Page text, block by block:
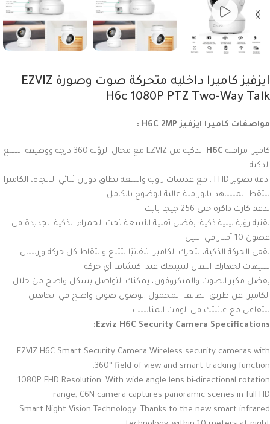
ايزفيز كاميرا داخليه متحركة صوت وصورة EZVIZ
H6c 1080P PTZ Two-Way Talk
مواصفات كاميرا ايزفيز H6C 2MP :
كاميرا مراقبة H6C
الذكية من EZVIZ مع مجال الرؤية 360 درجة ووظيفة التتبع
الذكية
.دقة تصوير FHD : مع عدسات زاوية واسعة نطاق دوران ثنائي الاتجاه، الكاميرا
تلتقط المشاهد بانورامية عالية الوضوح بالكامل
تدعم كارت ذاكرة حتى 256 جيجا بايت
تقنية رؤية ليلية ذكية: بفضل تقنية الأشعة تحت الحمراء الذكية الجديدة في
غضون 10 أمتار في الليل
تقفي الحركة الذكية، تتحرك الكاميرا تلقائيًا لتتبع والتقاط كل حركة وإرسال
تنبيهات لجهازك النقال لتنبيهك عند اكتشاف أي حركة
بفضل مكبر الصوت والميكروفون، يمكنك التواصل بشكل واضح من خلال
الكاميرا عن طريق الهاتف المحمول .لوصول صوتي واضح في اتجاهين
للتفاعل مع عائلتك في الوقت المناسب
Ezviz H6C Security Camera Specifications:
EZVIZ H6C Smart Security Camera Wireless security cameras with
360° field of view and smart tracking function.
1080P FHD Resolution: With wide angle lens bi-directional rotation
range, C6N camera captures panoramic scenes in full HD
Smart Night Vision Technology: Thanks to the new smart infrared